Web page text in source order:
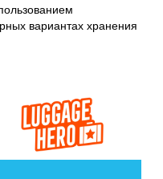
вариантах хранения